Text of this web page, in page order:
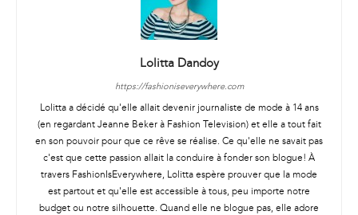
Lolitta Dandoy
https://fashioniseverywhere.com
Lolitta a décidé qu'elle allait devenir journaliste de mode à 14 ans
(en regardant Jeanne Beker à Fashion Television) et elle a tout fait
en son pouvoir pour que ce rêve se réalise. Ce qu'elle ne savait pas
c'est que cette passion allait la conduire à fonder son blogue! À
travers FashionIsEverywhere, Lolitta espère prouver que la mode
est partout et qu'elle est accessible à tous, peu importe notre
budget ou notre silhouette. Quand elle ne blogue pas, elle adore